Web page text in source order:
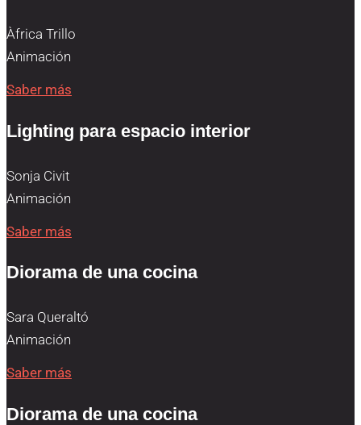
Àfrica Trillo
Animación
Saber más
Lighting para espacio interior
Sonja Civit
Animación
Saber más
Diorama de una cocina
Sara Queraltó
Animación
Saber más
Diorama de una cocina